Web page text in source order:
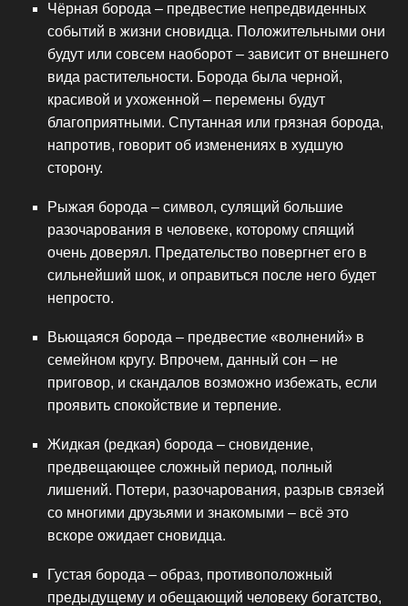
Чёрная борода – предвестие непредвиденных
событий в жизни сновидца. Положительными они
будут или совсем наоборот – зависит от внешнего
вида растительности. Борода была черной,
красивой и ухоженной – перемены будут
благоприятными. Спутанная или грязная борода,
напротив, говорит об изменениях в худшую
сторону.
Рыжая борода – символ, сулящий большие
разочарования в человеке, которому спящий
очень доверял. Предательство повергнет его в
сильнейший шок, и оправиться после него будет
непросто.
Вьющаяся борода – предвестие «волнений» в
семейном кругу. Впрочем, данный сон – не
приговор, и скандалов возможно избежать, если
проявить спокойствие и терпение.
Жидкая (редкая) борода – сновидение,
предвещающее сложный период, полный
лишений. Потери, разочарования, разрыв связей
со многими друзьями и знакомыми – всё это
вскоре ожидает сновидца.
Густая борода – образ, противоположный
предыдущему и обещающий человеку богатство,